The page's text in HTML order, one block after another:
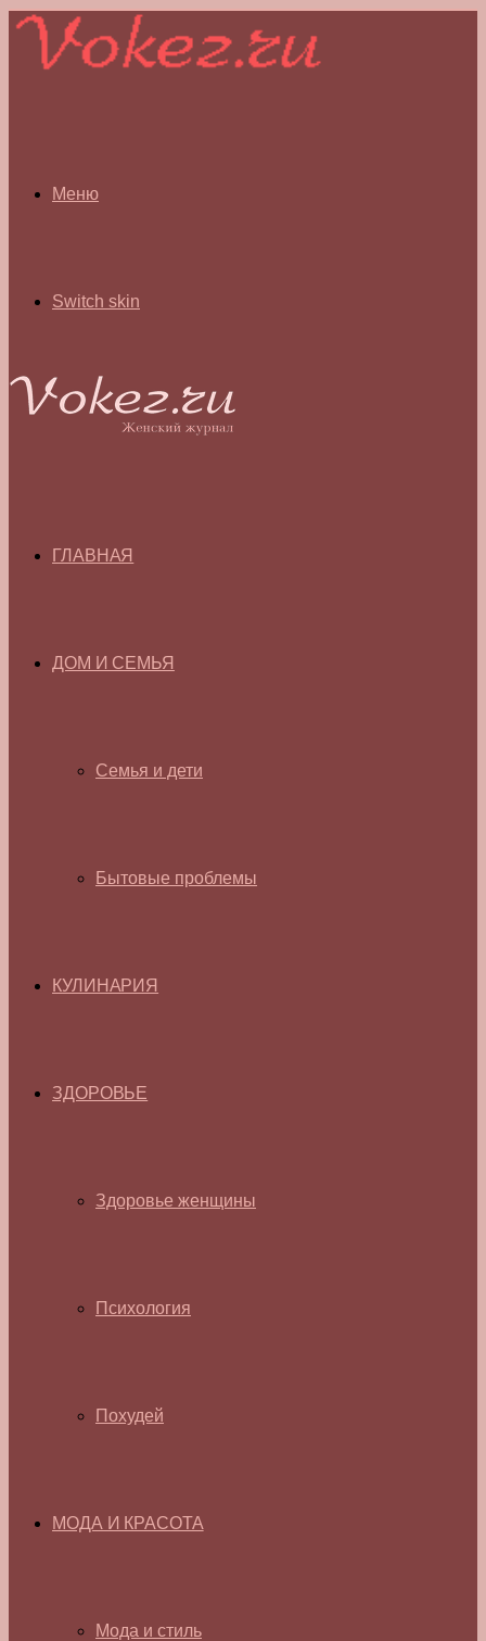
Меню
Switch skin
ГЛАВНАЯ
ДОМ И СЕМЬЯ
Семья и дети
Бытовые проблемы
КУЛИНАРИЯ
ЗДОРОВЬЕ
Здоровье женщины
Психология
Похудей
МОДА И КРАСОТА
Мода и стиль